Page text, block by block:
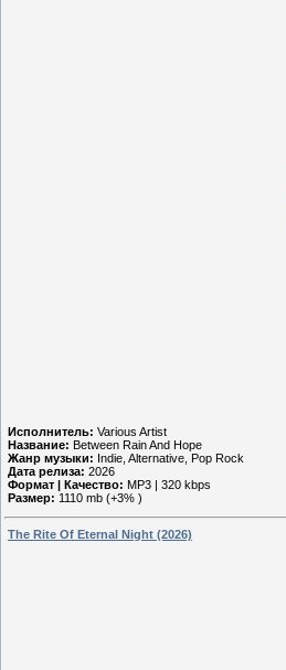
Исполнитель: Various Artist
Название: Between Rain And Hope
Жанр музыки: Indie, Alternative, Pop Rock
Дата релиза: 2026
Формат | Качество: MP3 | 320 kbps
Размер: 1110 mb (+3% )
The Rite Of Eternal Night (2026)